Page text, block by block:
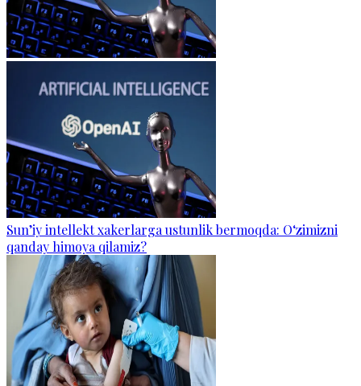
Sun’iy intellekt xakerlarga ustunlik bermoqda: O‘zimizni
qanday himoya qilamiz?